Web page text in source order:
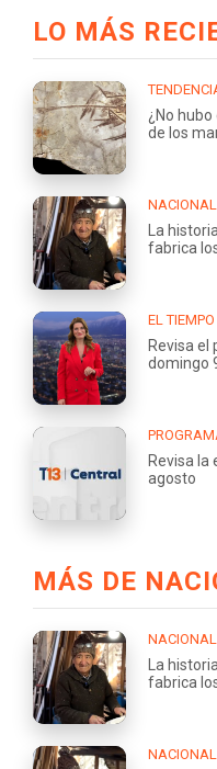
LO MÁS
¿No
de los
NACIONAL
La
fabrica
EL TIEMPO
Revisa
domingo
Revisa la
agosto
MÁS DE
NACIONAL
La
fabrica
NACIONAL